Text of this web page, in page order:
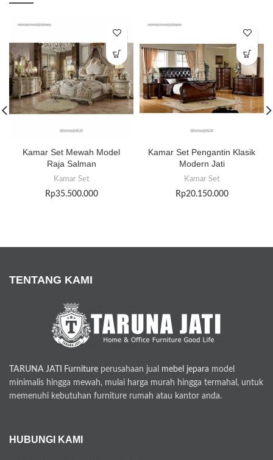
Kamar Set Mewah Model
Raja Salman
Kamar Set
Rp35.500.000
Kamar Set Pengantin Klasik
Modern Jati
Kamar Set
Rp20.150.000
TENTANG KAMI
TARUNA JATI Furniture perusahaan jual mebel jepara model
minimalis hingga mewah, mulai harga murah hingga termahal, untuk
memenuhi kebutuhan furniture rumah atau kantor anda.
HUBUNGI KAMI